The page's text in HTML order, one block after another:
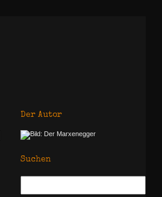
Der Autor
Suchen